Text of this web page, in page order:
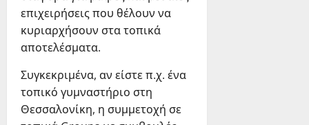
επιχειρήσεις που θέλουν να
κυριαρχήσουν στα τοπικά
αποτελέσματα.
Συγκεκριμένα, αν είστε π.χ. ένα
τοπικό γυμναστήριο στη
Θεσσαλονίκη, η συμμετοχή σε